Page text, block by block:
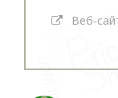
Веб-